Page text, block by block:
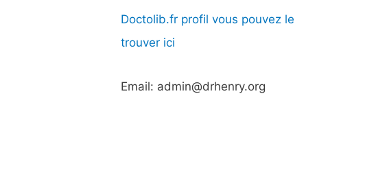
Doctolib.fr profil vous pouvez le
trouver ici
Email: admin@drhenry.org